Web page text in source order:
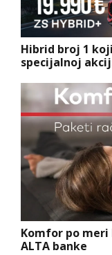
Hibrid broj 1
specijalnoj
Komfor po
ALTA banke